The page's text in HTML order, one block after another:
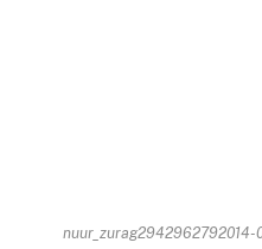
nuur_zurag2942962792014-